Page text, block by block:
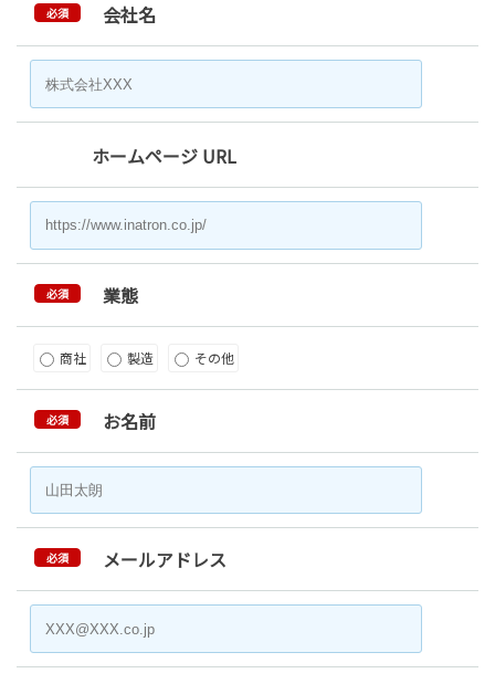
必須 会社名
ホームページ URL
必須 業態
商社 製造 その他
必須 お名前
必須 メールアドレス